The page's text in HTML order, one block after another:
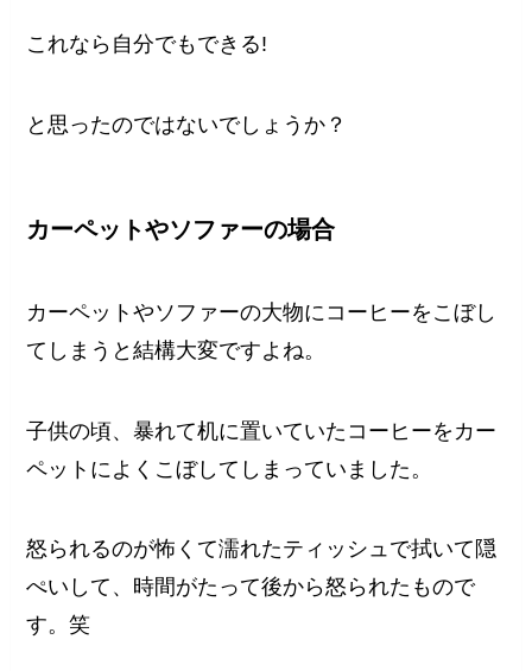
これなら自分でもできる!
と思ったのではないでしょうか？
カーペットやソファーの場合
カーペットやソファーの大物にコーヒーをこぼし
てしまうと結構大変ですよね。
子供の頃、暴れて机に置いていたコーヒーをカー
ペットによくこぼしてしまっていました。
怒られるのが怖くて濡れたティッシュで拭いて隠
ぺいして、時間がたって後から怒られたもので
す。笑